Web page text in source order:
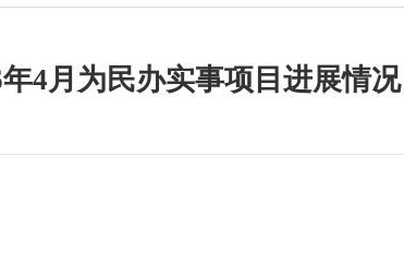
年4月为民办实事项目进展情况